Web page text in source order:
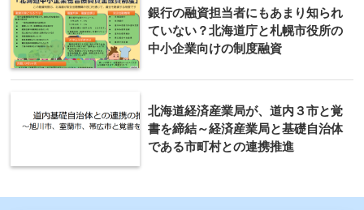
銀行の融資担当者にもあまり知られ
ていない？北海道庁と札幌市役所の
中小企業向けの制度融資
北海道経済産業局が、道内３市と覚
書を締結～経済産業局と基礎自治体
である市町村との連携推進